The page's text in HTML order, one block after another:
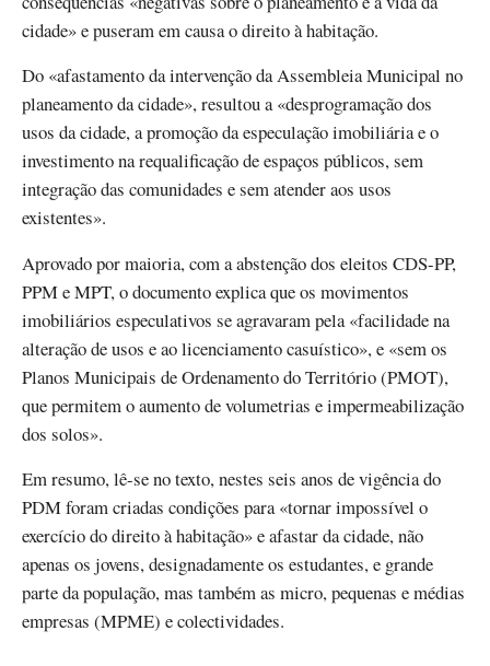
cidade» e puseram em causa o direito à habitação.
Do «afastamento da intervenção da Assembleia Municipal no
planeamento da cidade», resultou a «desprogramação dos
usos da cidade, a promoção da especulação imobiliária e o
investimento na requalificação de espaços públicos, sem
integração das comunidades e sem atender aos usos
existentes».
Aprovado por maioria, com a abstenção dos eleitos CDS-PP,
PPM e MPT, o documento explica que os movimentos
imobiliários especulativos se agravaram pela «facilidade na
alteração de usos e ao licenciamento casuístico», e «sem os
Planos Municipais de Ordenamento do Território (PMOT),
que permitem o aumento de volumetrias e impermeabilização
dos solos».
Em resumo, lê-se no texto, nestes seis anos de vigência do
PDM foram criadas condições para «tornar impossível o
exercício do direito à habitação» e afastar da cidade, não
apenas os jovens, designadamente os estudantes, e grande
parte da população, mas também as micro, pequenas e médias
empresas (MPME) e colectividades.